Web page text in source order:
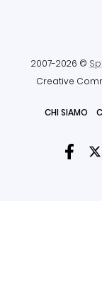
2007-2026 ©
Creative
CHI SIAMO